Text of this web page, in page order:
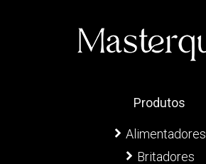
Produtos
Alimentadores
Britadores